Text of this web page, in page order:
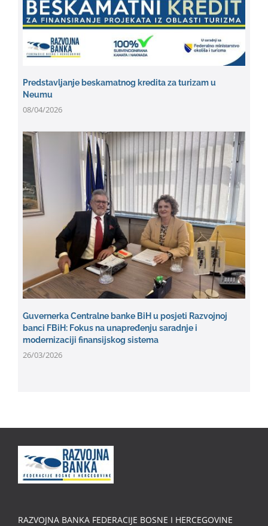
Predstavljanje beskamatnog kredita za turizam u
Neumu
08/04/2026
Guvernerka Centralne banke BiH u posjeti Razvojnoj
banci FBiH: Fokus na unapređenju saradnje i
modernizaciji finansijskog sistema
26/03/2026
RAZVOJNA BANKA FEDERACIJE BOSNE I HERCEGOVINE